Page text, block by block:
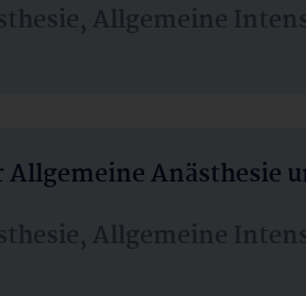
Allgemeine
Anästhesie
Allgemeine